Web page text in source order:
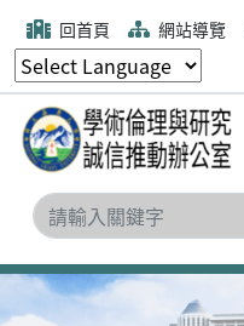
回首頁 網站導覽